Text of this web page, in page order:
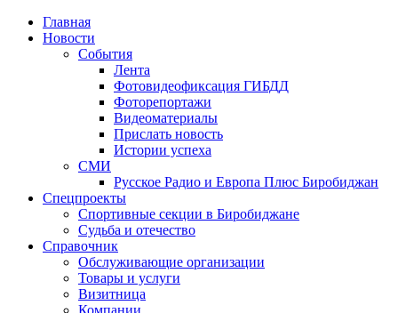
Главная
Новости
События
Лента
Фотовидеофиксация ГИБДД
Фоторепортажи
Видеоматериалы
Прислать новость
Истории успеха
СМИ
Русское Радио и Европа Плюс Биробиджан
Спецпроекты
Спортивные секции в Биробиджане
Судьба и отечество
Справочник
Обслуживающие организации
Товары и услуги
Визитница
Компании